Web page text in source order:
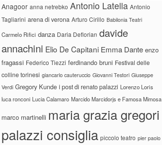
Anagoor anna netrebko Antonio Latella Antonio
Tagliarini arena di verona Arturo Cirillo Babilonia Teatri
Carmelo Rifici danza Daria Deflorian davide
annachini Elio De Capitani Emma Dante enzo
fragassi Federico Tiezzi ferdinando bruni Festival delle
colline torinesi giancarlo cauteruccio Giovanni Testori Giuseppe
Verdi Gregory Kunde i post di renato palazzi Lorenzo Loris
luca ronconi Lucia Calamaro Marcido Marcidorjs e Famosa Mimosa
marco martinelli maria grazia gregori
palazzi consiglia piccolo teatro pier paolo